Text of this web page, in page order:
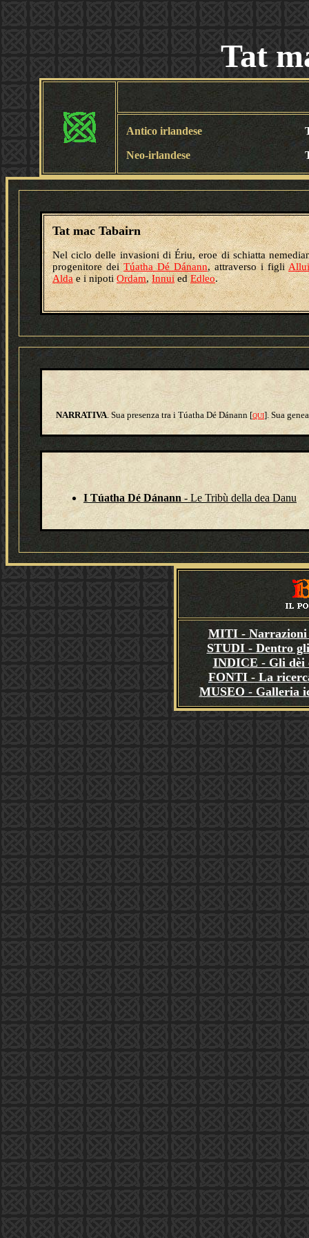
Tat
Antico irlandese
Neo-irlandese
Tat mac Tabairn
Nel ciclo delle invasioni di Ériu, eroe di schiatta
progenitore deiTúatha Dé Dánann, attraverso i figliAllui
Aldae i nipotiOrdam,InnuiedEdleo.
NARRATIVA. Sua presenza tra i Túatha Dé Dánann [QUI]. Sua
I Túatha Dé Dánann - Le Tribù della dea Danu
MITI - Narrazioni
STUDI - Dentro
INDICE - Gli dèi
FONTI - La
MUSEO - Galleria